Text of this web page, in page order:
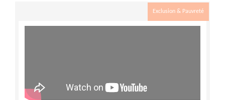
Exclusion & Pauvreté